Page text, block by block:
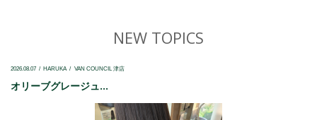
NEW TOPICS
2026.08.07 HARUKA VAN COUNCIL 津店
オリーブグレージュ...